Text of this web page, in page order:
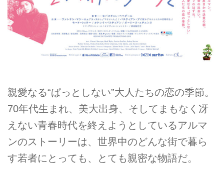
親愛なる“ぱっとしない”大人たちの恋の季節。
70年代生まれ、美大出身、そしてまもなく冴
えない青春時代を終えようとしているアル­マ
ンのストーリーは、世界中のどんな街で暮ら
す若者にとっても、とても親密な物語だ。